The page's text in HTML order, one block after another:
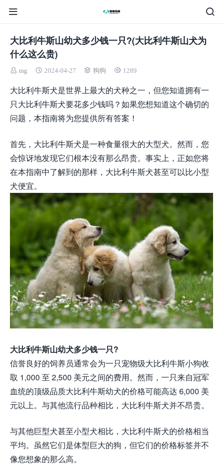
大比利牛斯山幼犬多少钱一只?(大比利牛斯山犬为
什么这么贵)
mg 2024-04-27 狗狗 1289
大比利牛斯犬是世界上最大的犬种之一，但您知道拥有一
只大比利牛斯犬要花多少钱吗？如果您想知道这个确切的
问题，本指南将为您提供所有答案！
首先，大比利牛斯犬是一种食量很大的大型犬。然而，您
会惊讶地发现它们根本没有那么昂贵。事实上，正如您将
在本指南中了解到的那样，大比利牛斯犬甚至可以比小型
犬便宜。
大比利牛斯山幼犬多少钱一只?
信誉良好的饲养员通常会为一只宠物级大比利牛斯小狗收
取 1,000 至 2,500 美元之间的费用。然而，一只来自冠军
血统的顶级品质大比利牛斯幼犬的价格可能高达 6,000 美
元以上。与其他流行品种相比，大比利牛斯犬并不昂贵。
与其他巨型犬甚至小型犬相比，大比利牛斯犬的价格相当
平均。虽然它们是体型巨大的狗，但它们的价格标签并不
像您想象的那么高。